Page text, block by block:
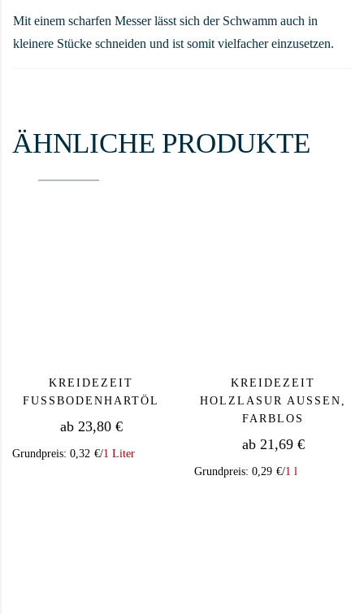
Mit einem scharfen Messer lässt sich der Schwamm auch in
kleinere Stücke schneiden und ist somit vielfacher einzusetzen.
ÄHNLICHE PRODUKTE
KREIDEZEIT
FUSSBODENHARTÖL
ab 23,80 €
Grundpreis: 0,32 €/1 Liter
KREIDEZEIT
HOLZLASUR AUSSEN, F
ARBLOS
ab 21,69 €
Grundpreis: 0,29 €/1 l